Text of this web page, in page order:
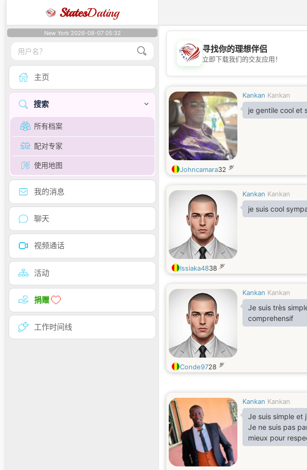
StatesDating
New York 2026-08-07 05:32
主页
搜索
所有档案
配对专家
使用地图
我的消息
聊天
视频通话
活动
捐赠
工作时间线
💖
寻找你的理想伴侣
立即下载我们的交友应用！
Kankan Kankan
je gentile cool et
Johncamara32 岁
Kankan Kankan
je suis cool
Issiaka4838 岁
Kankan Kankan
Je suis très
comprehensif
Conde9728 岁
Kankan Kankan
Je suis simple et
Je ne suis pas
mieux pour